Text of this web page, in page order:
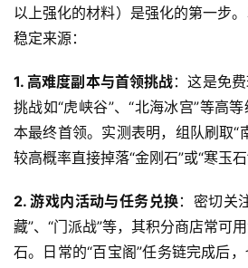
以上强化的材料）是强化的第一步
稳定来源：
1. 高难度副本与首领挑战：这是免
挑战如“虎峡谷”、“北海冰宫”等高
本最终首领。实测表明，组队刷取“
较高概率直接掉落“金刚石”或“寒玉石”
2. 游戏内活动与任务兑换：密切关
藏”、“门派战”等，其积分商店常可
石。日常的“百宝阁”任务链完成后